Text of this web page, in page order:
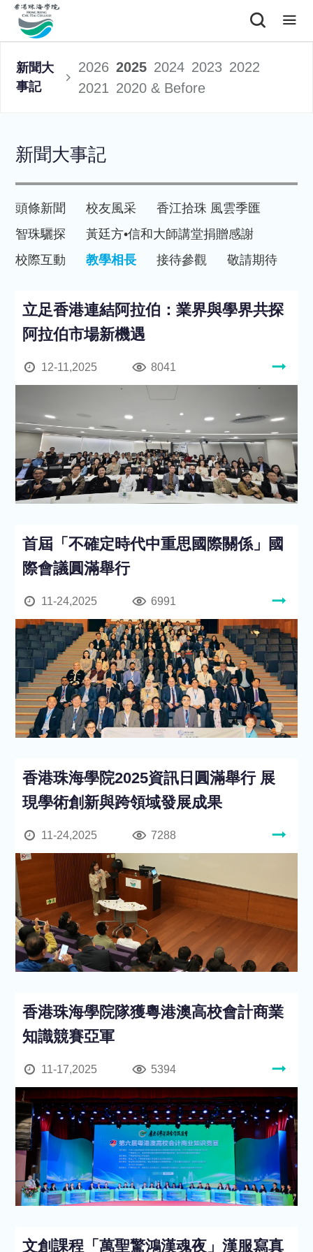
新聞大
事記
2026 2025 2024 2023 2022
2021 2020 & Before
新聞大事記
頭條新聞 校友風采
香江拾珠 風雲季匯
智珠驪探
黃廷方•信和大師講堂捐贈感謝
校際互動
教學相長 接待參觀 敬請期待
立足香港連結阿拉伯：業界與學界共探
阿拉伯市場新機遇
12-11,2025 8041
首屆「不確定時代中重思國際關係」國
際會議圓滿舉行
11-24,2025 6991
香港珠海學院2025資訊日圓滿舉行 展
現學術創新與跨領域發展成果
11-24,2025 7288
香港珠海學院隊獲粵港澳高校會計商業
知識競賽亞軍
11-17,2025 5394
文創課程「萬聖驚鴻漢魂夜」漢服寫真